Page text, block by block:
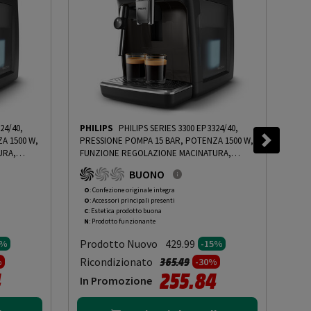
40,
1500 W,
OOCN
da
PHILIPS PHILIPS SERIES 3300 EP3324/40,
PRESSIONE POMPA 15 BAR, POTENZA 1500 W,
FUNZIONE REGOLAZIONE MACINATURA,
PROGRAMMA PULIZIA - PRMG GRADING OOCN
- 15%-PRMG GRADING OOCN - 15%
BUONO
O: Confezione originale integra
O: Accessori principali presenti
C: Estetica prodotto buona
N: Prodotto funzionante
Prodotto Nuovo 429.99 -15%
Ricondizionato Prezzo ridotto da
365.49a-30%
In Promozione 255.84